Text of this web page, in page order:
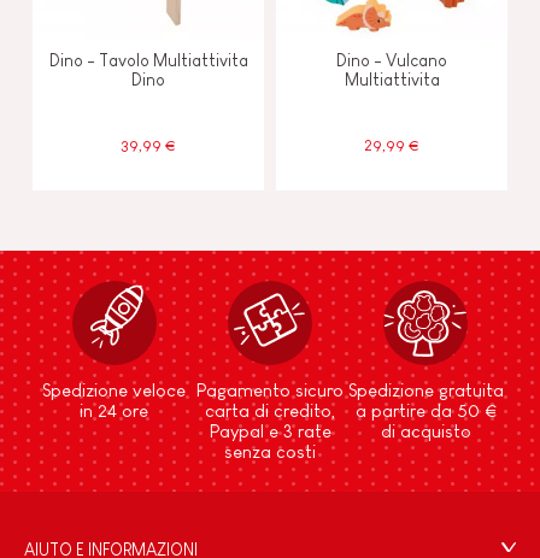
Dino - Tavolo Multiattivita
Dino
39,99 €
Dino - Vulcano
Multiattivita
29,99 €
Spedizione veloce
in 24 ore
Pagamento sicuro
carta di credito,
Paypal e 3 rate
senza costi
Spedizione gratuita
a partire da 50 €
di acquisto
AIUTO E INFORMAZIONI